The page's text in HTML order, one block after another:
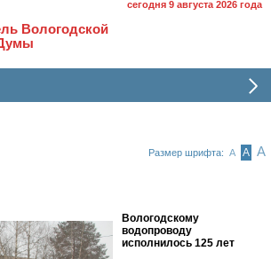
сегодня 9 августа 2026 года
Вологодской
Размер шрифта: А А А
Вологодскому
водопроводу
исполнилось 125 лет